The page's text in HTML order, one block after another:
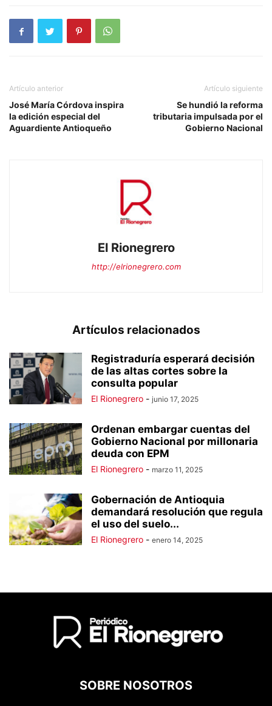
Artículo anterior
José María Córdova inspira
la edición especial del
Aguardiente Antioqueño
Artículo siguiente
Se hundió la reforma
tributaria impulsada por el
Gobierno Nacional
El Rionegrero
http://elrionegrero.com
Artículos relacionados
Registraduría esperará decisión
de las altas cortes sobre la
consulta popular
El Rionegrero - junio 17, 2025
Ordenan embargar cuentas del
Gobierno Nacional por millonaria
deuda con EPM
El Rionegrero - marzo 11, 2025
Gobernación de Antioquia
demandará resolución que regula
el uso del suelo...
El Rionegrero - enero 14, 2025
SOBRE NOSOTROS